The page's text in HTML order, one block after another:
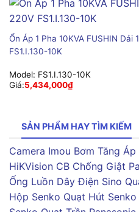
Ổn Áp 1 Pha 10KVA FUSHIN Dải
FS1.I.130-10K
Model: FS1.I.130-10K
Giá:5,434,000₫
SẢN PHẨM HAY TÌM KIẾM
Camera Imou Bơm Tăng Áp
HiKVision CB Chống Giật
Ống Luồn Dây Điện Sino
Hộp Senko Quạt Hút Senko